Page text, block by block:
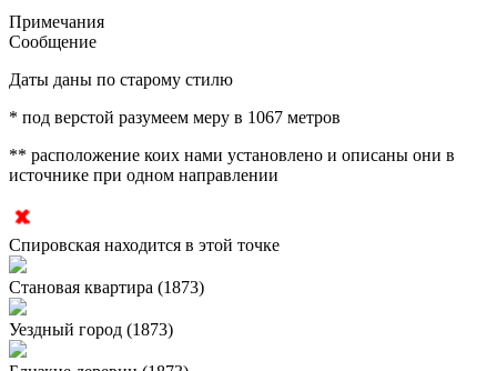
Примечания
Сообщение
Даты даны по старому стилю
* под верстой разумеем меру в 1067 метров
** расположение коих нами установлено и описаны они в
источнике при одном направлении
Спировская находится в этой точке
Становая квартира (1873)
Уездный город (1873)